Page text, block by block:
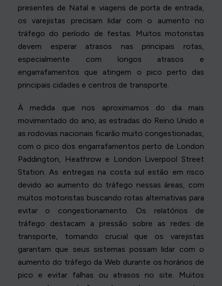
presentes de Natal e viagens de porta de entrada,
os varejistas precisam lidar com o aumento no
tráfego do período de festas. Muitos motoristas
devem esperar atrasos nas principais rotas,
especialmente com longos atrasos e
engarrafamentos que atingem o pico perto das
principais cidades e centros de transporte.
À medida que nos aproximamos do dia mais
movimentado do ano, as estradas do Reino Unido e
as rodovias nacionais ficarão muito congestionadas,
com o pico dos engarrafamentos perto de London
Paddington, Heathrow e London Liverpool Street
Station. As entregas na costa sul estão em risco
devido ao aumento do tráfego nessas áreas, com
muitos motoristas buscando rotas alternativas para
evitar o congestionamento. Os relatórios de
tráfego destacam a pressão sobre as redes de
transporte, tornando crucial que os varejistas
garantam que seus sistemas possam lidar com o
aumento do tráfego da Web durante os horários de
pico e evitar falhas ou atrasos no site. Muitos